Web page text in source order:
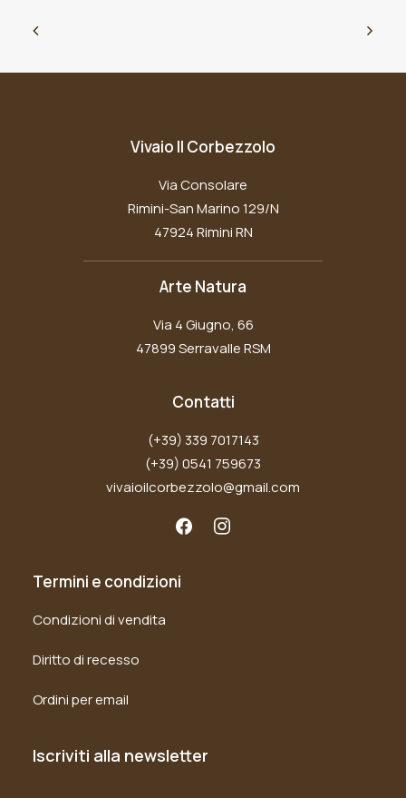
Vivaio Il Corbezzolo
Via Consolare
Rimini-San Marino 129/N
47924 Rimini RN
Arte Natura
Via 4 Giugno, 66
47899 Serravalle RSM
Contatti
(+39) 339 7017143
(+39) 0541 759673
vivaioilcorbezzolo@gmail.com
Termini e condizioni
Condizioni di vendita
Diritto di recesso
Ordini per email
Iscriviti alla newsletter